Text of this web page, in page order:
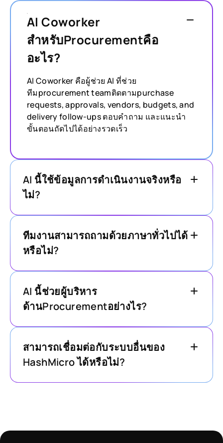
AI Coworker
สำหรับProcurementคือ
อะไร?
AI Coworker คือผู้ช่วย AI ที่ช่วย
ทีมprocurement teamติดตามpurchase
requests, approvals, vendors, budgets, and
delivery follow-ups ตอบคำถาม และแนะนำ
ขั้นตอนถัดไปได้อย่างรวดเร็ว
AI นี้ใช้ข้อมูลการดำเนินงานจริงหรือ
ไม่?
ทีมงานสามารถถามด้วยภาษาทั่วไปได้
หรือไม่?
AI นี้ช่วยผู้บริหาร
ด้านProcurementอย่างไร?
สามารถเชื่อมต่อกับระบบอื่นของ
HashMicro ได้หรือไม่?